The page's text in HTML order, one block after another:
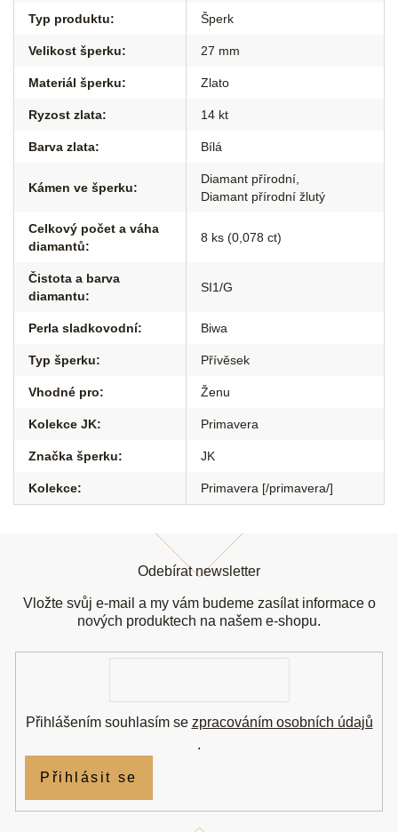
Typ produktu: Šperk
Velikost šperku: 27 mm
Materiál šperku: Zlato
Ryzost zlata: 14 kt
Barva zlata: Bílá
Kámen ve šperku:
Diamant přírodní
Diamant přírodní žlutý
Celkový počet a váha
diamantů:
8 ks (0,078 ct)
Čistota a barva
diamantu:
SI1/G
Perla sladkovodní: Biwa
Typ šperku: Přívěsek
Vhodné pro: Ženu
Kolekce JK: Primavera
Značka šperku: JK
Kolekce: Primavera [/primavera/]
Odebírat newsletter
Vložte svůj e-mail a my vám budeme zasílat informace o
nových produktech na našem e-shopu.
Přihlášením souhlasím se zpracováním osobních údajů
.
Přihlásit se